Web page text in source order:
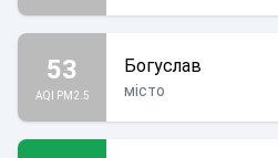
53
AQI PM2.5
Богуслав
місто